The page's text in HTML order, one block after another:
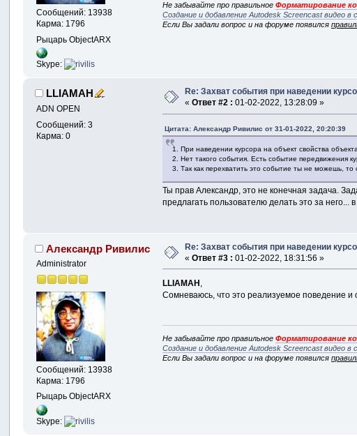
Сообщений: 13938
Карма: 1796
Рыцарь ObjectARX
Skype:
Не забывайте про правильноеФорматирование
Создание и добавление Autodesk Screencast видео
Если Вы задали вопрос и на форуме появился
LLIAMAH
ADN OPEN
Сообщений: 3
Карма: 0
Re: Захват события при наведении
«Ответ #2 : 01-02-2022, 13:28:09 »
Цитата: Александр Ривилис от 31-01-2022, 20:20:39
1. При наведении курсора на объект свойства
2. Нет такого события. Есть событие передвижения
3. Так как перехватить это событие ты не можешь,
Ты прав Александр, это не конечная задача.
предлагать пользователю делать это за него...
Александр Ривилис
Administrator
Сообщений: 13938
Карма: 1796
Рыцарь ObjectARX
Skype:
Re: Захват события при наведении
«Ответ #3 : 01-02-2022, 18:31:56 »
LLIAMAH ,
Сомневаюсь, что это реализуемое поведение и
Не забывайте про правильноеФорматирование
Создание и добавление Autodesk Screencast видео
Если Вы задали вопрос и на форуме появился